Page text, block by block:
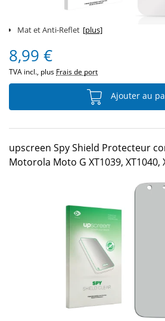
Mat et Anti-Reflet [plus]
8,99 €
TVA incl., plus Frais de port
Ajouter au
upscreen Spy Shield Protecteur
Motorola Moto G XT1039, XT1040,